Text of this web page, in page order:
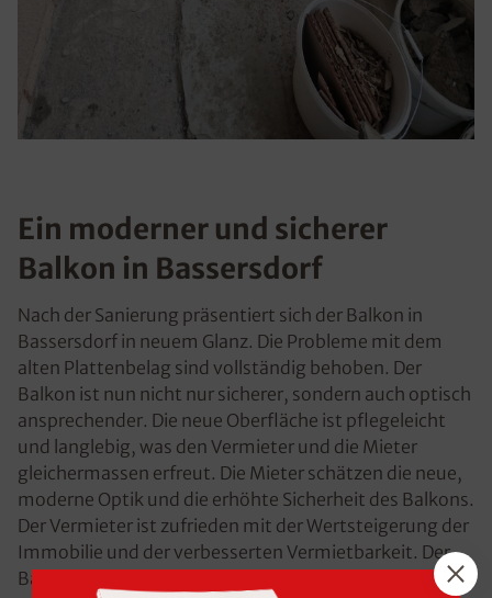
Ein moderner und sicherer
Balkon in Bassersdorf
Nach der Sanierung präsentiert sich der Balkon in
Bassersdorf in neuem Glanz. Die Probleme mit dem
alten Plattenbelag sind vollständig behoben. Der
Balkon ist nun nicht nur sicherer, sondern auch optisch
ansprechender. Die neue Oberfläche ist pflegeleicht
und langlebig, was den Vermieter und die Mieter
gleichermassen erfreut. Die Mieter schätzen die neue,
moderne Optik und die erhöhte Sicherheit des Balkons.
Der Vermieter ist zufrieden mit der Wertsteigerung der
Immobilie und der verbesserten Vermietbarkeit. Der
Balkon bietet nun vielfältige Nutzungsmöglichkeiten